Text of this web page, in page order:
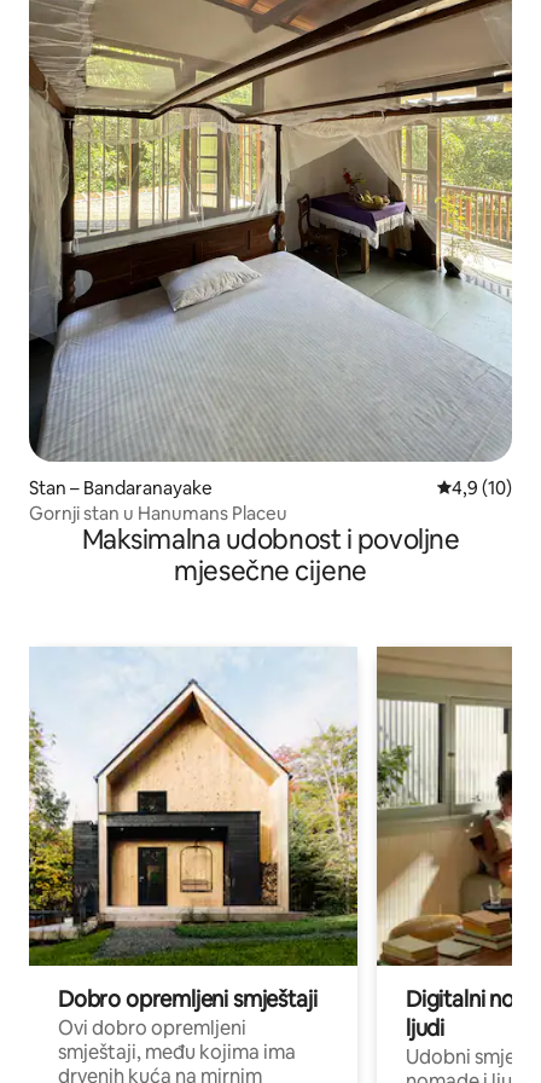
Stan – Bandaranayake Prosječna
4,9 (10)
Gornji stan u Hanumans Placeu
Maksimalna udobnost i povoljne
mjesečne cijene
Dobro opremljeni smještaji
Ovi dobro opremljeni
smještaji, među kojima ima
drvenih kuća na mirnim
Digitalni
ljudi
Udobni